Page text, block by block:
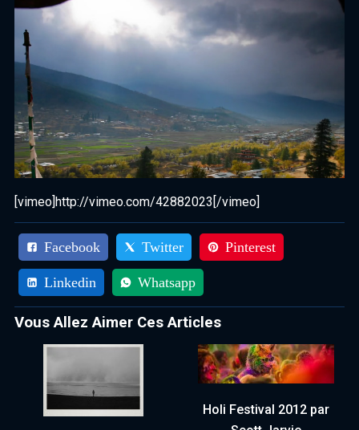
[vimeo]http://vimeo.com/42882023[/vimeo]
Facebook Twitter Pinterest
Linkedin Whatsapp
Vous Allez Aimer Ces Articles
Holi Festival 2012 par